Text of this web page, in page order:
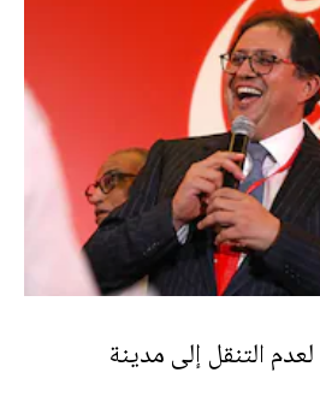
التنقل إلى مدينة